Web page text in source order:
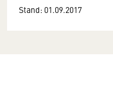
Stand: 01.09.2017